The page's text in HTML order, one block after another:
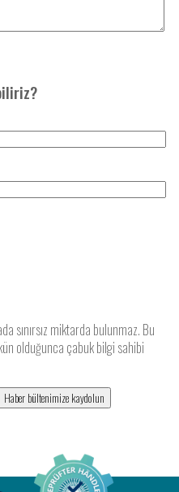
sınırsız miktarda bulunmaz. Bu
olduğunca çabuk bilgi sahibi
Haber bültenimize kaydolun